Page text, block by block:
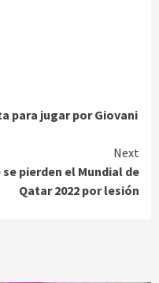
para jugar por Giovani
Next
pierden el Mundial de
Qatar 2022 por lesión